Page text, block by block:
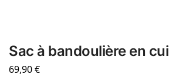
Sac à bandoulière en
69,90€